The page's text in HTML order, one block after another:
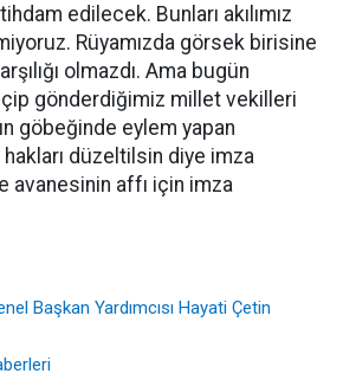
edilecek. Bunları akılımız
Rüyamızda görsek birisine
olmazdı. Ama bugün
gönderdiğimiz millet vekilleri
göbeğinde eylem yapan
düzeltilsin diye imza
avanesinin affı için imza
Başkan Yardımcısı Hayati Çetin